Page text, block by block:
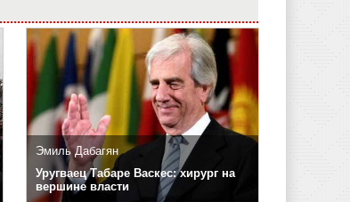
Эмиль Дабагян
Уругваец Табаре Васкес: хирург на
вершине власти